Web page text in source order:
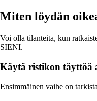
Miten löydän
Voi olla tilanteita, kun
SIENI.
Käytä ristikon täyttöä
Ensimmäinen vaihe on